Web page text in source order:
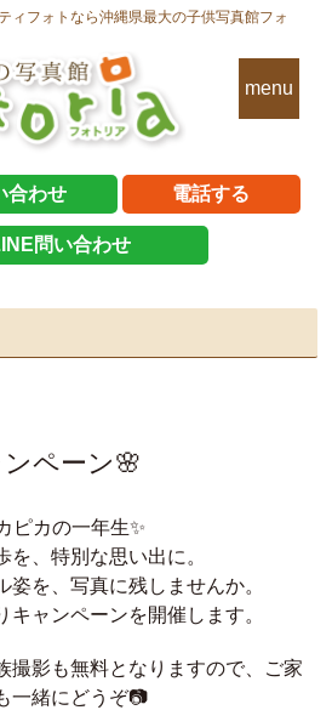
ィフォトなら沖縄県最大の子供写真館フォ
menu
合わせ 電話する
問い合わせ
ペーン🌸
ピカの一年生✨
を、特別な思い出に。
姿を、写真に残しませんか。
キャンペーンを開催します。
撮影も無料となりますので、ご家
一緒にどうぞ📷